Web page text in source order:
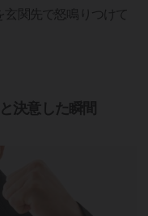
玄関先で怒鳴りつけて
決意した瞬間